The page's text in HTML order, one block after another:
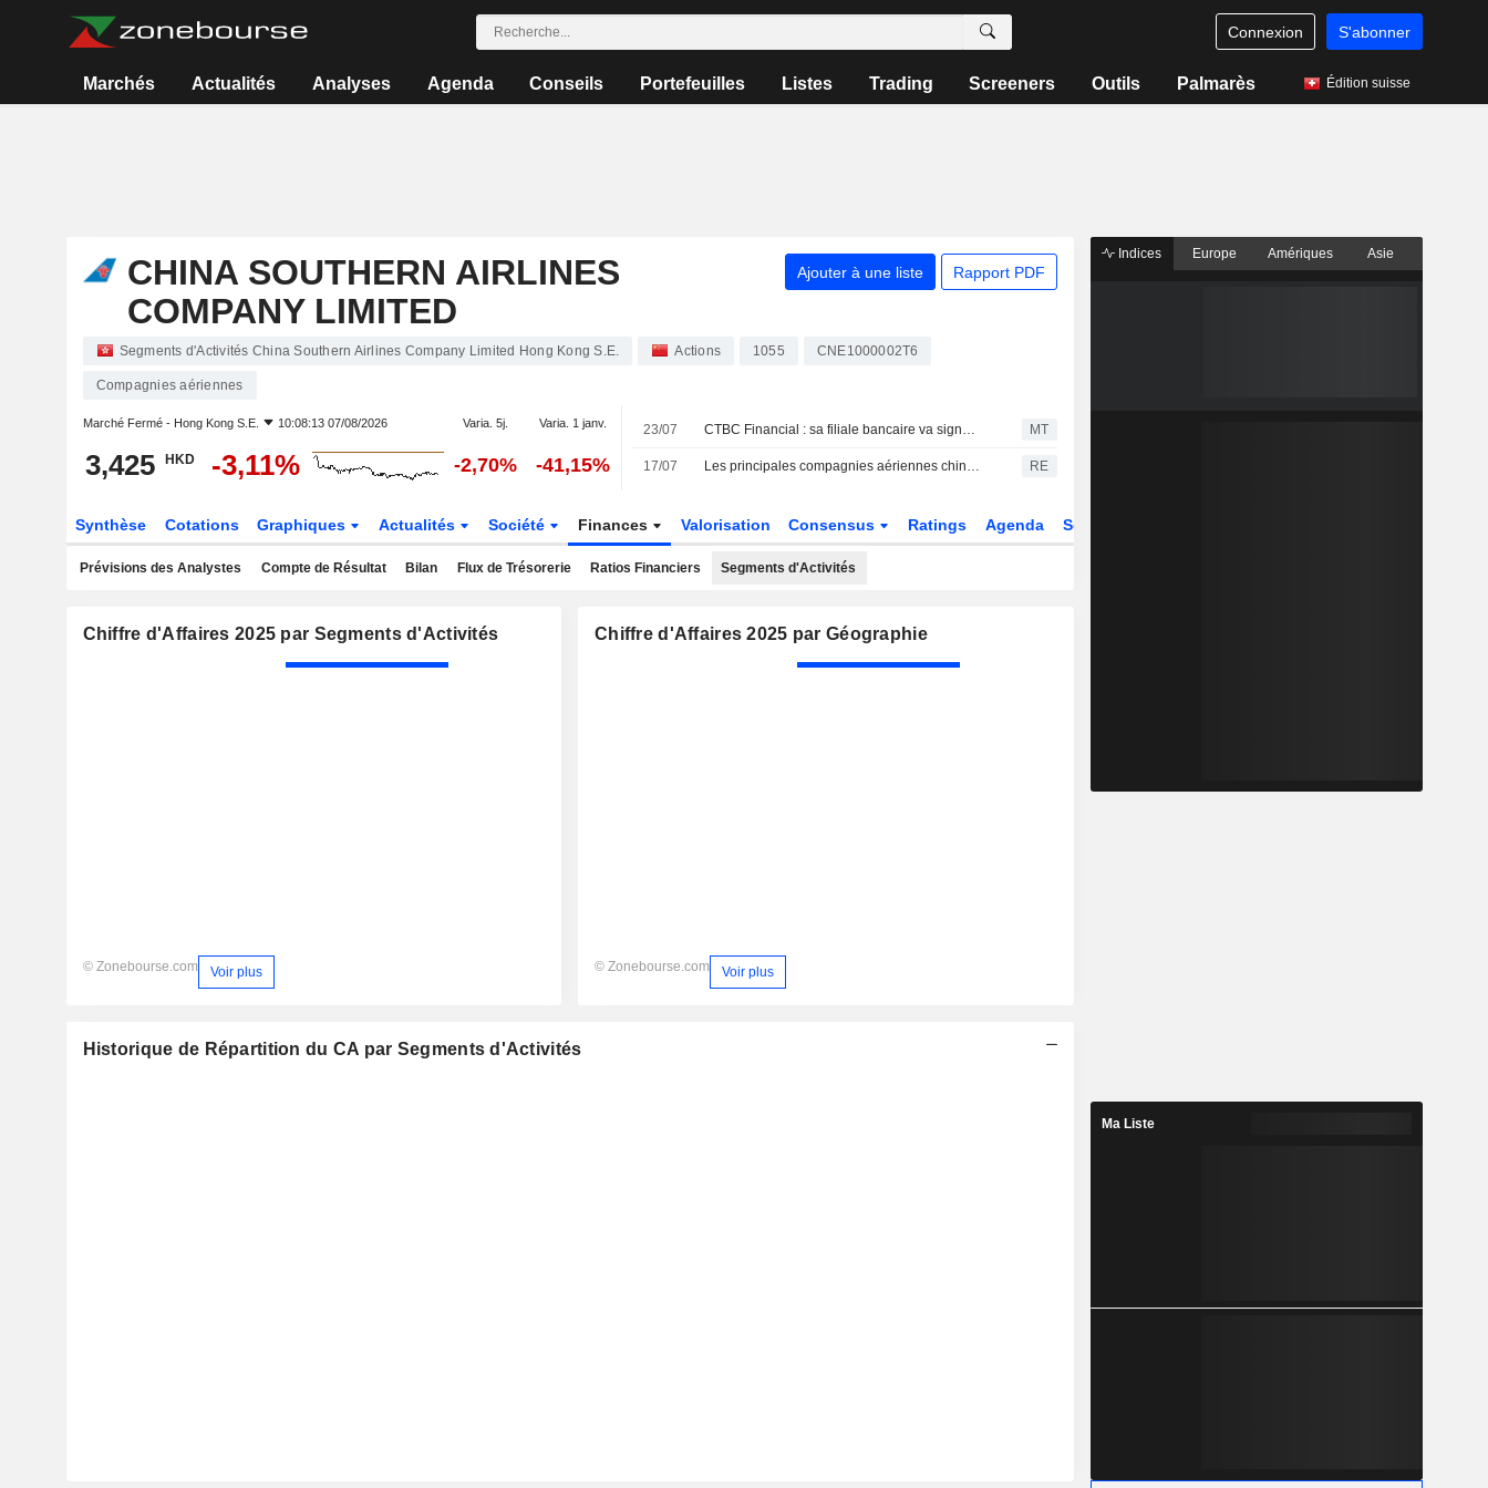
Connexion S'abonner
Marchés Actualités Analyses Agenda Conseils Portefeuilles Listes Trading Screeners Outils Palmarès Édition suisse
CHINA SOUTHERN AIRLINES
COMPANY LIMITED
Ajouter à une liste Rapport PDF
Segments d'Activités China Southern Airlines Company Limited Hong Kong S.E. Actions 1055 CNE1000002T6
Compagnies aériennes
Marché Fermé - Hong Kong S.E. 10:08:13 07/08/2026 Varia. 5j. Varia. 1 janv.
3,425 HKD -3,11% -2,70% -41,15%
23/07 CTBC Financial : sa filiale bancaire va signer un accord pour une carte de paiement co-brandée MT
17/07 Les principales compagnies aériennes chinoises redoutent de lourdes pertes avant un été incertain RE
Synthèse Cotations Graphiques Actualités Société Finances Valorisation Consensus Ratings Agenda Secteur
Prévisions des Analystes Compte de Résultat Bilan Flux de Trésorerie Ratios Financiers Segments d'Activités
Chiffre d'Affaires 2025 par Segments d'Activités
© Zonebourse.com Voir plus
Chiffre d'Affaires 2025 par Géographie
© Zonebourse.com Voir plus
Historique de Répartition du CA par Segments d'Activités
Indices Europe Amériques Asie
Ma Liste